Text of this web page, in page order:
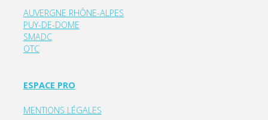
AUVERGNE RHÔNE-ALPES
PUY-DE-DOME
SMADC
OTC
ESPACE PRO
MENTIONS LÉGALES